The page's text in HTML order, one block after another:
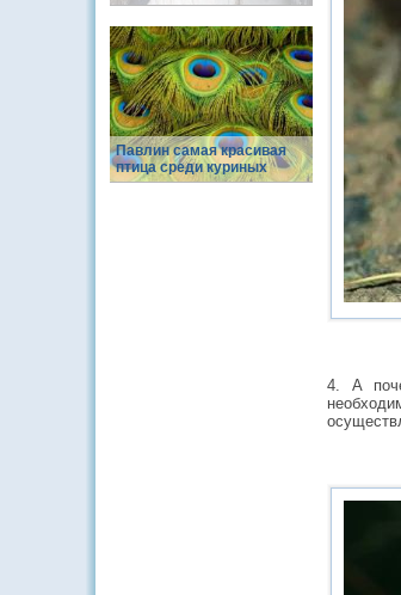
Павлин самая красивая
птица среди куриных
4. А